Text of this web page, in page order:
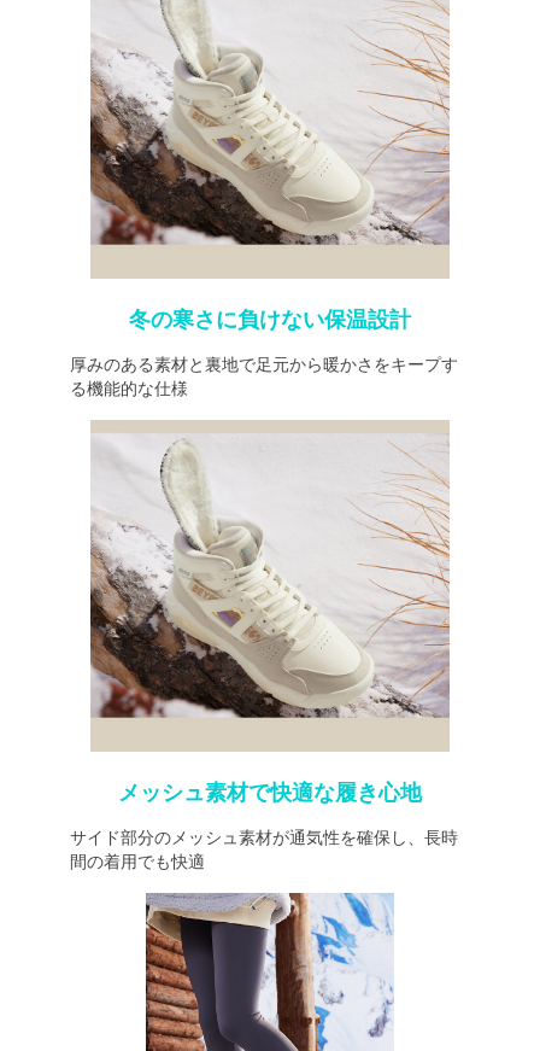
冬の寒さに負けない保温設計
厚みのある素材と裏地で足元から暖かさをキープす
る機能的な仕様
メッシュ素材で快適な履き心地
サイド部分のメッシュ素材が通気性を確保し、長時
間の着用でも快適